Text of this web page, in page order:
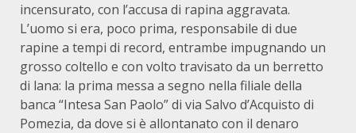
incensurato, con l’accusa di rapina aggravata.
L’uomo si era, poco prima, responsabile di due
rapine a tempi di record, entrambe impugnando un
grosso coltello e con volto travisato da un berretto
di lana: la prima messa a segno nella filiale della
banca “Intesa San Paolo” di via Salvo d’Acquisto di
Pomezia, da dove si è allontanato con il denaro